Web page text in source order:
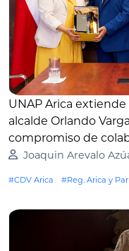
UNAP Arica
alcalde Orlando
compromiso de
Joaquin Arevalo
#CDV Arica #Reg. Arica y